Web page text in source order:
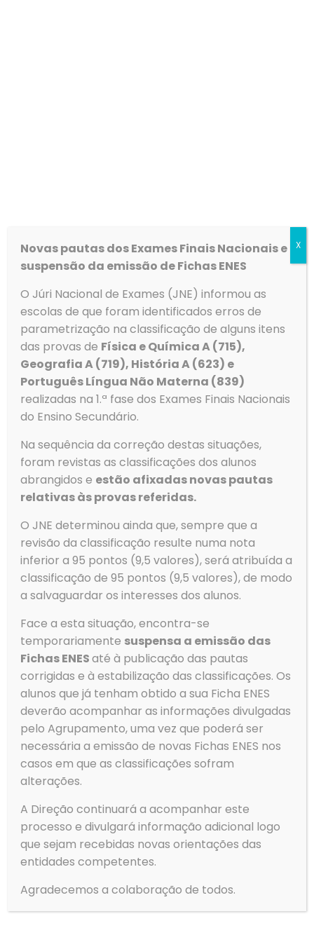
Gerir o Consentimento de
Cookies
Para fornecer as melhores experiências, usamos tecnologias
como cookies para armazenar e/ou aceder a informações do
processar dados, como comportamento de navegação ou IDs
Contactos
Agrupamento de Escolas de Ovar
Rua Dom Dinis
3880-307 Ovar
Tlf: 256 581 000
Fax: 256 586 411
Email
geral@aeovar.pt
Menu
→
Agrupamento
→
Alunos
→
Serviços
Clubes e Projetos
→
Contactos
→
Livro de Reclamações
Novas pautas dos Exames Finais Nacionais e
suspensão da emissão de Fichas ENES
O Júri Nacional de Exames (JNE) informou as
escolas de que foram identificados erros de
parametrização na classificação de alguns itens
das provas de Física e Química A (715),
Geografia A (719), História A (623) e
Português Língua Não Materna (839)
realizadas na 1.ª fase dos Exames Finais Nacionais
do Ensino Secundário.
Na sequência da correção destas situações,
foram revistas as classificações dos alunos
abrangidos e estão afixadas novas pautas
relativas às provas referidas.
O JNE determinou ainda que, sempre que a
revisão da classificação resulte numa nota
inferior a 95 pontos (9,5 valores), será atribuída a
classificação de 95 pontos (9,5 valores), de modo
a salvaguardar os interesses dos alunos.
Face a esta situação, encontra-se
temporariamente suspensa a emissão das
Fichas ENESaté à publicação das pautas
corrigidas e à estabilização das classificações. Os
alunos que já tenham obtido a sua Ficha ENES
deverão acompanhar as informações divulgadas
pelo Agrupamento, uma vez que poderá ser
necessária a emissão de novas Fichas ENES nos
casos em que as classificações sofram
alterações.
A Direção continuará a acompanhar este
processo e divulgará informação adicional logo
que sejam recebidas novas orientações das
entidades competentes.
Agradecemos a colaboração de todos.
X